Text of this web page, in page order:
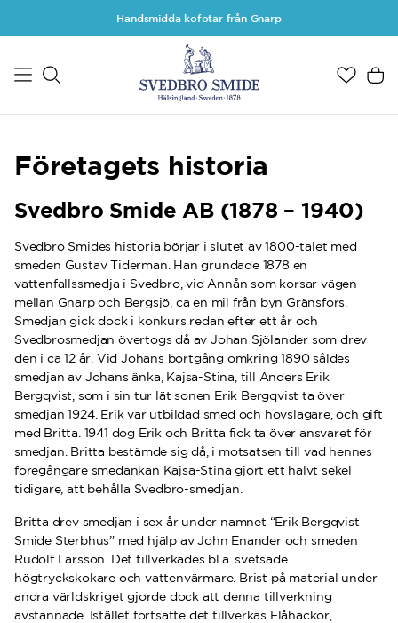
Hoppa till huvudinnehållHandsmidda kofotar från Gnarp
Företagets historia
Svedbro Smide AB (1878 – 1940)
Svedbro Smides historia börjar i slutet av 1800-talet med
smeden Gustav Tiderman. Han grundade 1878 en
vattenfallssmedja i Svedbro, vid Annån som korsar vägen
mellan Gnarp och Bergsjö, ca en mil från byn Gränsfors.
Smedjan gick dock i konkurs redan efter ett år och
Svedbrosmedjan övertogs då av Johan Sjölander som drev
den i ca 12 år. Vid Johans bortgång omkring 1890 såldes
smedjan av Johans änka, Kajsa-Stina, till Anders Erik
Bergqvist, som i sin tur lät sonen Erik Bergqvist ta över
smedjan 1924. Erik var utbildad smed och hovslagare, och gift
med Britta. 1941 dog Erik och Britta fick ta över ansvaret för
smedjan. Britta bestämde sig då, i motsatsen till vad hennes
föregångare smedänkan Kajsa-Stina gjort ett halvt sekel
tidigare, att behålla Svedbro-smedjan.
Britta drev smedjan i sex år under namnet “Erik Bergqvist
Smide Sterbhus” med hjälp av John Enander och smeden
Rudolf Larsson. Det tillverkades bl.a. svetsade
högtryckskokare och vattenvärmare. Brist på material under
andra världskriget gjorde dock att denna tillverkning
avstannade. Istället fortsatte det tillverkas Flåhackor,